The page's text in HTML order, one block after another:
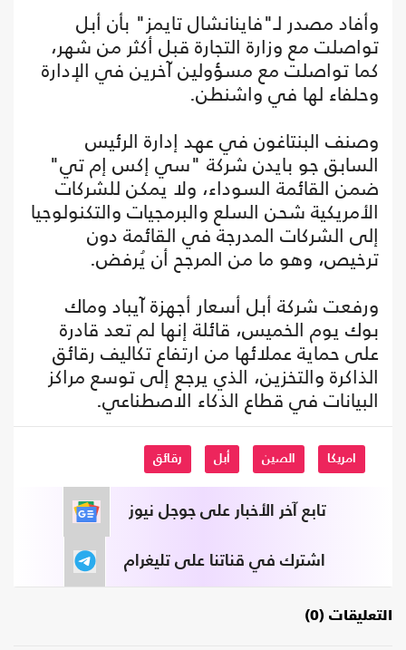
وأفاد مصدر لـ"فاينانشال تايمز" بأن أبل
تواصلت مع وزارة التجارة قبل أكثر من شهر،
كما تواصلت مع مسؤولين آخرين في الإدارة
وحلفاء لها في واشنطن.
وصنف البنتاغون في عهد إدارة الرئيس
السابق جو بايدن شركة "سي إكس إم تي"
ضمن القائمة السوداء، ولا يمكن للشركات
الأمريكية شحن السلع والبرمجيات والتكنولوجيا
إلى الشركات المدرجة في القائمة دون
ترخيص، وهو ما من المرجح أن يُرفض.
ورفعت شركة أبل أسعار أجهزة آيباد وماك
بوك يوم الخميس، قائلة إنها لم تعد قادرة
على حماية عملائها من ارتفاع تكاليف رقائق
الذاكرة والتخزين، الذي يرجع إلى توسع مراكز
البيانات في قطاع الذكاء الاصطناعي.
امريكا الصين أبل رقائق
تابع آخر الأخبار على جوجل نيوز
اشترك في قناتنا على تليغرام
التعليقات (0)